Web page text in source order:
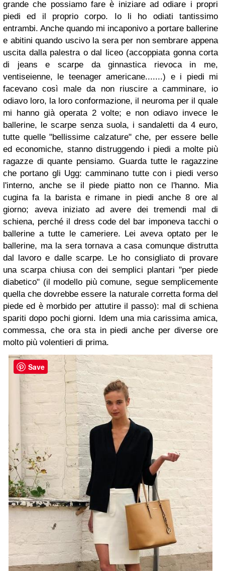
grande che possiamo fare è iniziare ad odiare i propri
piedi ed il proprio corpo. Io li ho odiati tantissimo
entrambi. Anche quando mi incaponivo a portare ballerine
e abitini quando uscivo la sera per non sembrare appena
uscita dalla palestra o dal liceo (accoppiata gonna corta
di jeans e scarpe da ginnastica rievoca in me,
ventiseienne, le teenager americane.......) e i piedi mi
facevano così male da non riuscire a camminare, io
odiavo loro, la loro conformazione, il neuroma per il quale
mi hanno già operata 2 volte; e non odiavo invece le
ballerine, le scarpe senza suola, i sandaletti da 4 euro,
tutte quelle "bellissime calzature" che, per essere belle
ed economiche, stanno distruggendo i piedi a molte più
ragazze di quante pensiamo. Guarda tutte le ragazzine
che portano gli Ugg: camminano tutte con i piedi verso
l'interno, anche se il piede piatto non ce l'hanno. Mia
cugina fa la barista e rimane in piedi anche 8 ore al
giorno; aveva iniziato ad avere dei tremendi mal di
schiena, perché il dress code del bar imponeva tacchi o
ballerine a tutte le cameriere. Lei aveva optato per le
ballerine, ma la sera tornava a casa comunque distrutta
dal lavoro e dalle scarpe. Le ho consigliato di provare
una scarpa chiusa con dei semplici plantari "per piede
diabetico" (il modello più comune, segue semplicemente
quella che dovrebbe essere la naturale corretta forma del
piede ed è morbido per attutire il passo): mal di schiena
spariti dopo pochi giorni. Idem una mia carissima amica,
commessa, che ora sta in piedi anche per diverse ore
molto più volentieri di prima.
Save